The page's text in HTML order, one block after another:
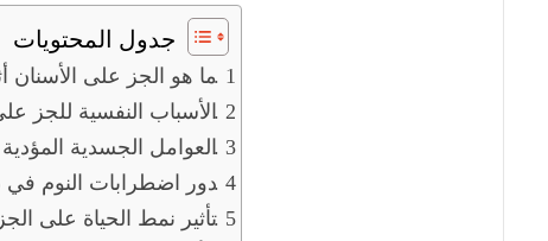
جدول المحتويات
ما هو الجز على الأسنان
الأسباب النفسية للجز
العوامل الجسدية
دور اضطرابات النوم في
تأثير نمط الحياة على